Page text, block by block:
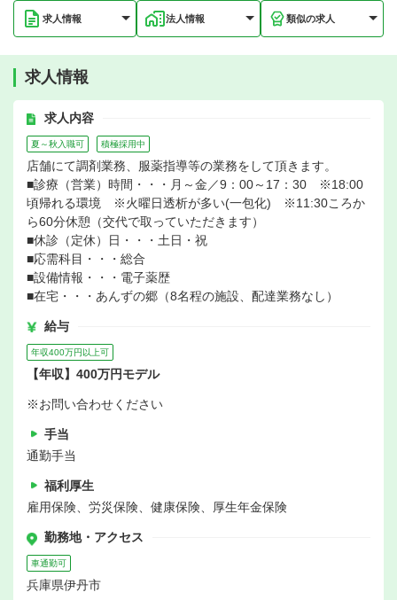
求人情報 法人情報 類似の求人
求人情報
求人内容
夏～秋入職可 積極採用中
店舗にて調剤業務、服薬指導等の業務をして頂きます。
■診療（営業）時間・・・月～金／9：00～17：30 ※18:00
頃帰れる環境 ※火曜日透析が多い(一包化) ※11:30ころか
ら60分休憩（交代で取っていただきます）
■休診（定休）日・・・土日・祝
■応需科目・・・総合
■設備情報・・・電子薬歴
■在宅・・・あんずの郷（8名程の施設、配達業務なし）
給与
年収400万円以上可
【年収】400万円モデル
※お問い合わせください
手当
通勤手当
福利厚生
雇用保険、労災保険、健康保険、厚生年金保険
勤務地・アクセス
車通勤可
兵庫県伊丹市